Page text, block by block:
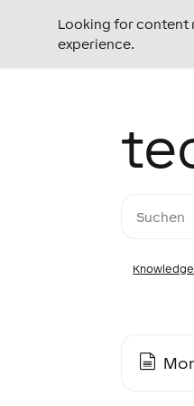
Looking for content
experience.
Knowledge